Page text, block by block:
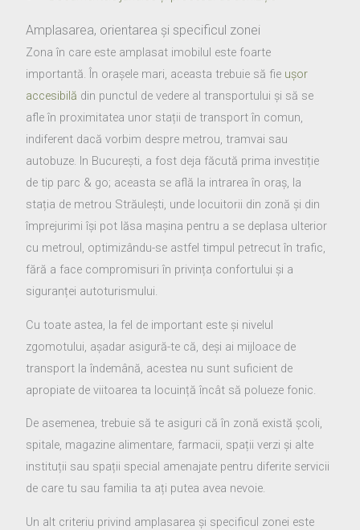
Amplasarea, orientarea și specificul zonei
Zona în care este amplasat imobilul este foarte
importantă. În orașele mari, aceasta trebuie să fie ușor
accesibilă din punctul de vedere al transportului și să se
afle în proximitatea unor stații de transport în comun,
indiferent dacă vorbim despre metrou, tramvai sau
autobuze. In București, a fost deja făcută prima investiție
de tip parc & go; aceasta se află la intrarea în oraș, la
stația de metrou Străulești, unde locuitorii din zonă și din
împrejurimi își pot lăsa mașina pentru a se deplasa ulterior
cu metroul, optimizându-se astfel timpul petrecut în trafic,
fără a face compromisuri în privința confortului și a
siguranței autoturismului.
Cu toate astea, la fel de important este și nivelul
zgomotului, așadar asigură-te că, deși ai mijloace de
transport la îndemână, acestea nu sunt suficient de
apropiate de viitoarea ta locuință încât să polueze fonic.
De asemenea, trebuie să te asiguri că în zonă există școli,
spitale, magazine alimentare, farmacii, spații verzi și alte
instituții sau spații special amenajate pentru diferite servicii
de care tu sau familia ta ați putea avea nevoie.
Un alt criteriu privind amplasarea și specificul zonei este